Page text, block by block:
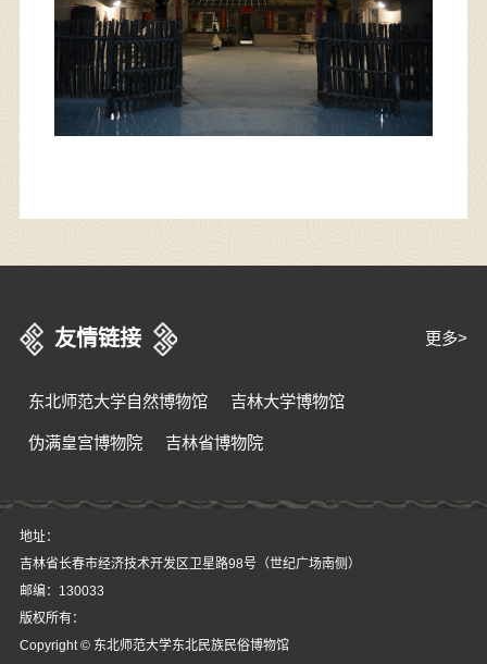
友情链接
东北师范大学自然博物馆 吉林大学博物馆
伪满皇宫博物院 吉林省博物院
更多>
地址：
吉林省长春市经济技术开发区卫星路98号（世纪广场南侧）
邮编：130033
版权所有：
Copyright © 东北师范大学东北民族民俗博物馆